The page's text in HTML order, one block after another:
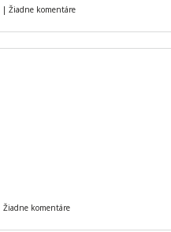
| Žiadne komentáre
Žiadne komentáre